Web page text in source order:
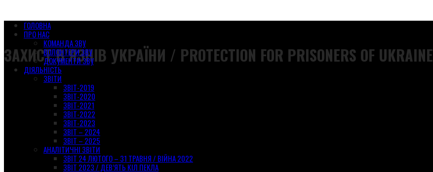
ЗАХИСТ В’ЯЗНІВ УКРАЇНИ / PROTECTION FOR PRISONERS OF UKRAINE
ГОЛОВНА
ПРО НАС
КОМАНДА ЗВУ
ВОЛОНТЕРИ ЗВУ
ДОКУМЕНТИ ЗВУ
ДІЯЛЬНІСТЬ
ЗВІТИ
ЗВІТ-2019
ЗВІТ-2020
ЗВІТ-2021
ЗВІТ-2022
ЗВІТ-2023
ЗВІТ – 2024
ЗВІТ – 2025
АНАЛІТИЧНІ ЗВІТИ
ЗВІТ 24 ЛЮТОГО – 31 ТРАВНЯ / ВІЙНА 2022
ЗВІТ 2023 / ДЕВ’ЯТЬ КІЛ ПЕКЛА